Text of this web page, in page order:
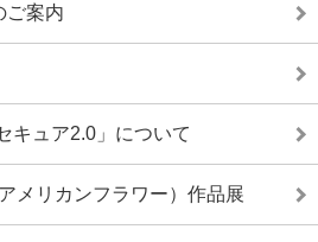
ご案内
キュア2.0」について
メリカンフラワー）作品展